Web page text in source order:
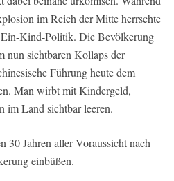
im Reich der Mitte herrschte
Kind-Politik. Die Bevölkerung
nun sichtbaren Kollaps der
Führung heute dem
Man wirbt mit Kindergeld,
im Land sichtbar leeren.
30 Jahren aller Voraussicht nach
einbüßen.